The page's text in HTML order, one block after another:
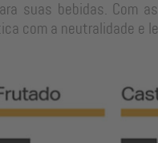
suas bebidas. Com
com a neutralidade e